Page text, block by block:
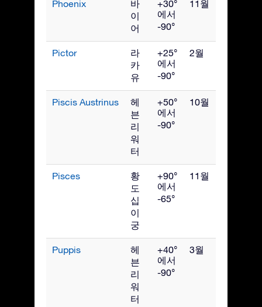
Phoenix
바
이
어
+30°
에서
-90°
11월
Pictor
라
카
유
+25°
에서
-90°
2월
Piscis Austrinus
헤
븐
리
워
터
+50°
에서
-90°
10월
Pisces
황
도
십
이
궁
+90°
에서
-65°
11월
Puppis
헤
븐
리
워
터
+40°
에서
-90°
3월